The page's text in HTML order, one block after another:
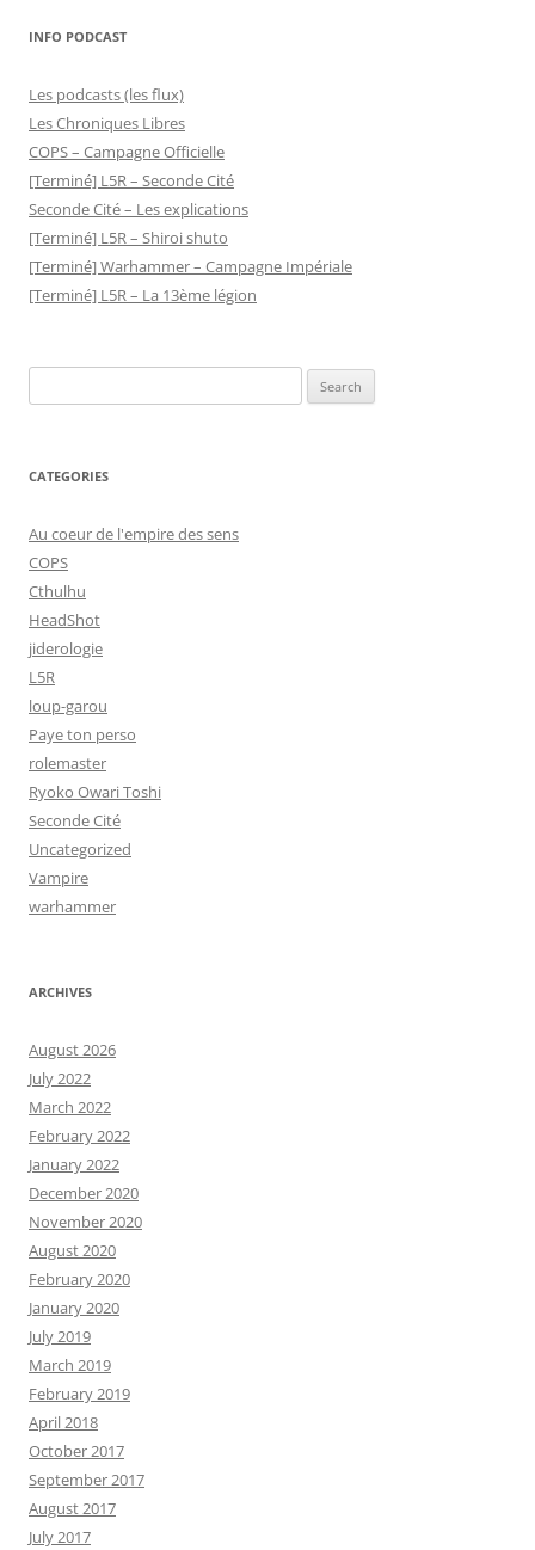
INFO PODCAST
Les podcasts (les flux)
Les Chroniques Libres
COPS – Campagne Officielle
[Terminé] L5R – Seconde Cité
Seconde Cité – Les explications
[Terminé] L5R – Shiroi shuto
[Terminé] Warhammer – Campagne Impériale
[Terminé] L5R – La 13ème légion
for:
CATEGORIES
Au coeur de l'empire des sens
COPS
Cthulhu
HeadShot
jiderologie
L5R
loup-garou
Paye ton perso
rolemaster
Ryoko Owari Toshi
Seconde Cité
Uncategorized
Vampire
warhammer
ARCHIVES
August 2026
July 2022
March 2022
February 2022
January 2022
December 2020
November 2020
August 2020
February 2020
January 2020
July 2019
March 2019
February 2019
April 2018
October 2017
September 2017
August 2017
July 2017